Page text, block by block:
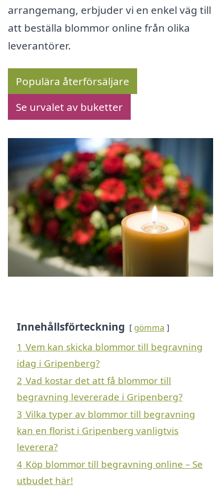
arrangemang, erbjuder vi en enkel väg till
att beställa blommor online från olika
leverantörer.
Populära återförsäljare
Se urvalet av buketter
Innehållsförteckning gömma
1 Vem kan skicka blommor till begravning
idag i Gripenberg?
2 Vad kostar det att få blommor till
begravning levererade i Gripenberg?
3 Vilka typer av blommor till begravning
kan en florist i Gripenberg vanligtvis
leverera?
4 Köp blommor till begravning online – Se
utbudet här!